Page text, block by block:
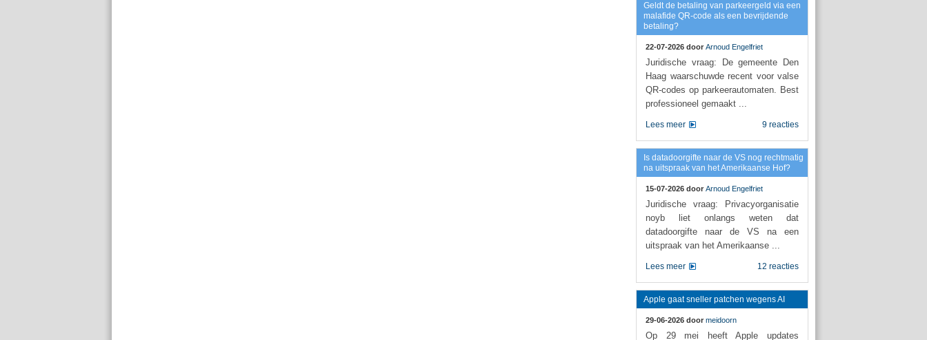
Geldt de betaling van parkeergeld via een
malafide QR-code als een bevrijdende
betaling?
22-07-2026 door Arnoud Engelfriet
Juridische vraag: De gemeente Den
Haag waarschuwde recent voor valse
QR-codes op parkeerautomaten. Best
professioneel gemaakt ...
9 reacties
Lees meer
Is datadoorgifte naar de VS nog rechtmatig
na uitspraak van het Amerikaanse Hof?
15-07-2026 door Arnoud Engelfriet
Juridische vraag: Privacyorganisatie
noyb liet onlangs weten dat
datadoorgifte naar de VS na een
uitspraak van het Amerikaanse ...
12 reacties
Lees meer
Apple gaat sneller patchen wegens AI
29-06-2026 door meidoorn
Op 29 mei heeft Apple updates